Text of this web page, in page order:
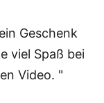
Geschenk
viel Spaß bei
Video. "